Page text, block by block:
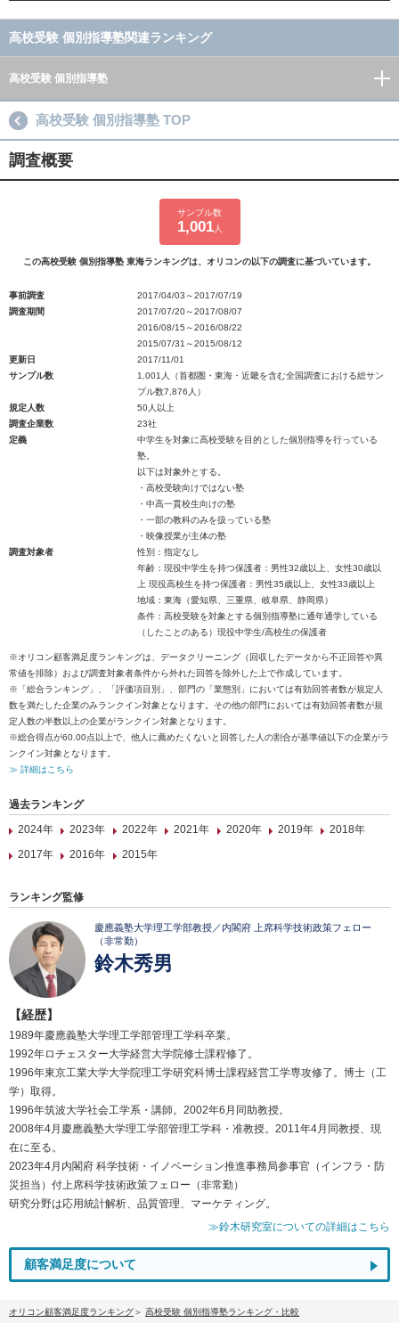
高校受験 個別指導塾関連ランキング
高校受験 個別指導塾
高校受験 個別指導塾 TOP
調査概要
サンプル数
1,001人
この高校受験 個別指導塾 東海ランキングは、オリコンの以下の調査に基づいています。
事前調査
2017/04/03～2017/07/19
調査期間
2017/07/20～2017/08/07
2016/08/15～2016/08/22
2015/07/31～2015/08/12
更新日
2017/11/01
サンプル数
1,001人（首都圏・東海・近畿を含む全国調査における総サン
プル数7,876人）
規定人数
50人以上
調査企業数
23社
定義
中学生を対象に高校受験を目的とした個別指導を行っている
塾。
以下は対象外とする。
・高校受験向けではない塾
・中高一貫校生向けの塾
・一部の教科のみを扱っている塾
・映像授業が主体の塾
調査対象者
性別：指定なし
年齢：現役中学生を持つ保護者：男性32歳以上、女性30歳以
上 現役高校生を持つ保護者：男性35歳以上、女性33歳以上
地域：東海（愛知県、三重県、岐阜県、静岡県）
条件：高校受験を対象とする個別指導塾に通年通学している
（したことのある）現役中学生/高校生の保護者
※オリコン顧客満足度ランキングは、データクリーニング（回収したデータから不正回答や異
常値を排除）および調査対象者条件から外れた回答を除外した上で作成しています。
※「総合ランキング」、「評価項目別」、部門の「業態別」においては有効回答者数が規定人
数を満たした企業のみランクイン対象となります。その他の部門においては有効回答者数が規
定人数の半数以上の企業がランクイン対象となります。
※総合得点が60.00点以上で、他人に薦めたくないと回答した人の割合が基準値以下の企業がラ
ンクイン対象となります。
≫ 詳細はこちら
過去ランキング
2024年
2023年 2022年 2021年 2020年 2019年
2018年
2017年
2016年 2015年
ランキング監修
慶應義塾大学理工学部教授／内閣府 上席科学技術政策フェロー
（非常勤）
鈴木秀男
【経歴】
1989年慶應義塾大学理工学部管理工学科卒業。
1992年ロチェスター大学経営大学院修士課程修了。
1996年東京工業大学大学院理工学研究科博士課程経営工学専攻修了。博士（工
学）取得。
1996年筑波大学社会工学系・講師。2002年6月同助教授。
2008年4月慶應義塾大学理工学部管理工学科・准教授。2011年4月同教授、現
在に至る。
2023年4月内閣府 科学技術・イノベーション推進事務局参事官（インフラ・防
災担当）付上席科学技術政策フェロー（非常勤）
研究分野は応用統計解析、品質管理、マーケティング。
≫鈴木研究室についての詳細はこちら
顧客満足度について
オリコン顧客満足度ランキング
高校受験 個別指導塾ランキング・比較